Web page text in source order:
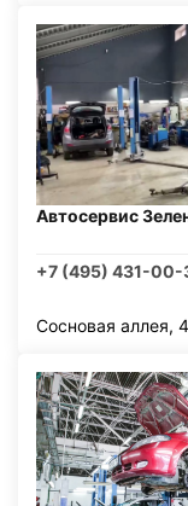
Автосервис
+7 (495) 431-00-
Сосновая аллея,